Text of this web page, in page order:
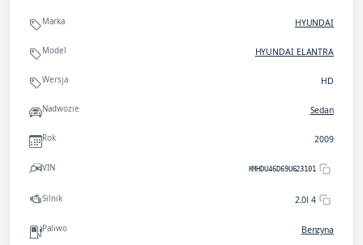
Marka HYUNDAI
Model HYUNDAI ELANTRA
Wersja HD
Nadwozie Sedan
Rok 2009
VIN KMHDU46D69U623101
Silnik 2.0l 4
Paliwo Benzyna